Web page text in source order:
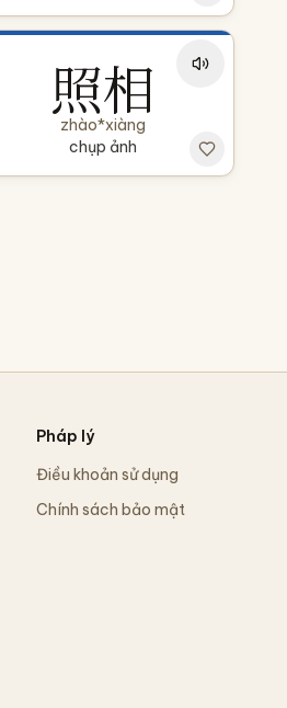
照相
zhào*xiàng
chụp ảnh
Pháp lý
Điều khoản sử dụng
Chính sách bảo mật